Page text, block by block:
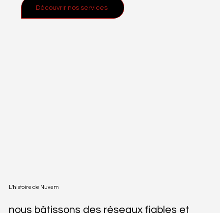
Découvrir nos services
L'histoire de Nuvem
nous bâtissons des réseaux fiables et